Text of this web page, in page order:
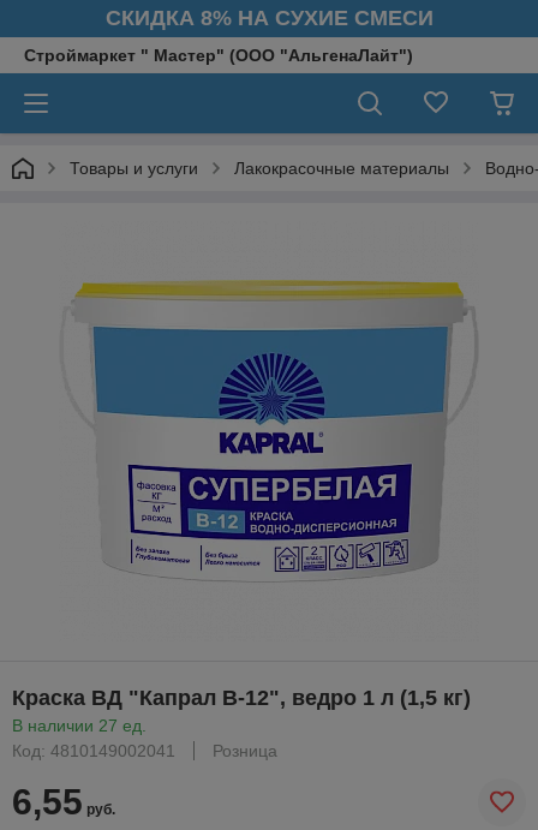
СКИДКА 8% НА СУХИЕ СМЕСИ
Строймаркет " Мастер" (ООО "АльгенаЛайт")
Товары и услуги Лакокрасочные материалы
Краска ВД "Капрал В-12", ведро 1 л (1,5 кг)
В наличии 27 ед.
Код: 4810149002041
Розница
6,55 руб.